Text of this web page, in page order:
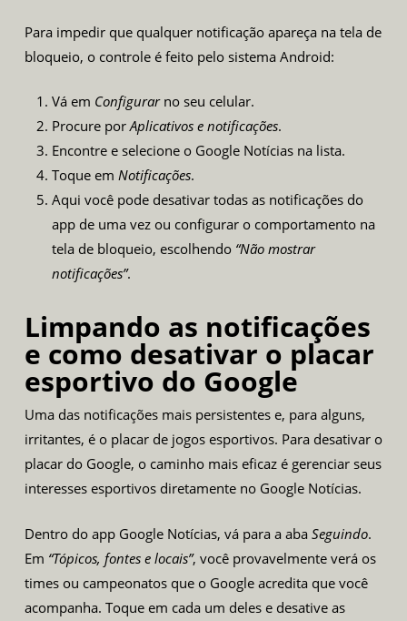
Para impedir que qualquer notificação apareça na tela de
bloqueio, o controle é feito pelo sistema Android:
Vá em Configurar no seu celular.
Procure porAplicativos e notificações.
Encontre e selecione o Google Notícias na lista.
Toque em Notificações.
Aqui você pode desativar todas as notificações do
app de uma vez ou configurar o comportamento na
tela de bloqueio, escolhendo “Não mostrar
notificações”.
Limpando as notificações
e como desativar o placar
esportivo do Google
Uma das notificações mais persistentes e, para alguns,
irritantes, é o placar de jogos esportivos. Para desativar o
placar do Google, o caminho mais eficaz é gerenciar seus
interesses esportivos diretamente no Google Notícias.
Dentro do app Google Notícias, vá para a aba Seguindo.
Em “Tópicos, fontes e locais”, você provavelmente verá os
times ou campeonatos que o Google acredita que você
acompanha. Toque em cada um deles e desative as